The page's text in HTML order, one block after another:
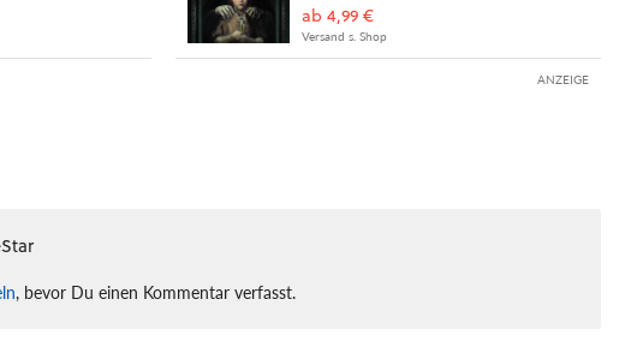
ab 4,99 €
Versand s. Shop
ANZEIGE
, bevor Du einen Kommentar verfasst.